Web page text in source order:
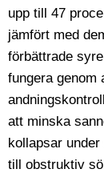
upp till 47
jämfört med
förbättrade
fungera genom
att minska
kollapsar
till obstruktiv